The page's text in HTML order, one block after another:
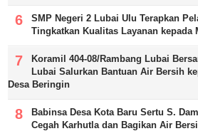
SMP Negeri 2 Lubai Ulu Terapkan
Tingkatkan Kualitas Layanan kepada
Koramil 404-08/Rambang Lubai
Lubai Salurkan Bantuan Air Bersih
Desa Beringin
Babinsa Desa Kota Baru Sertu S.
Cegah Karhutla dan Bagikan Air